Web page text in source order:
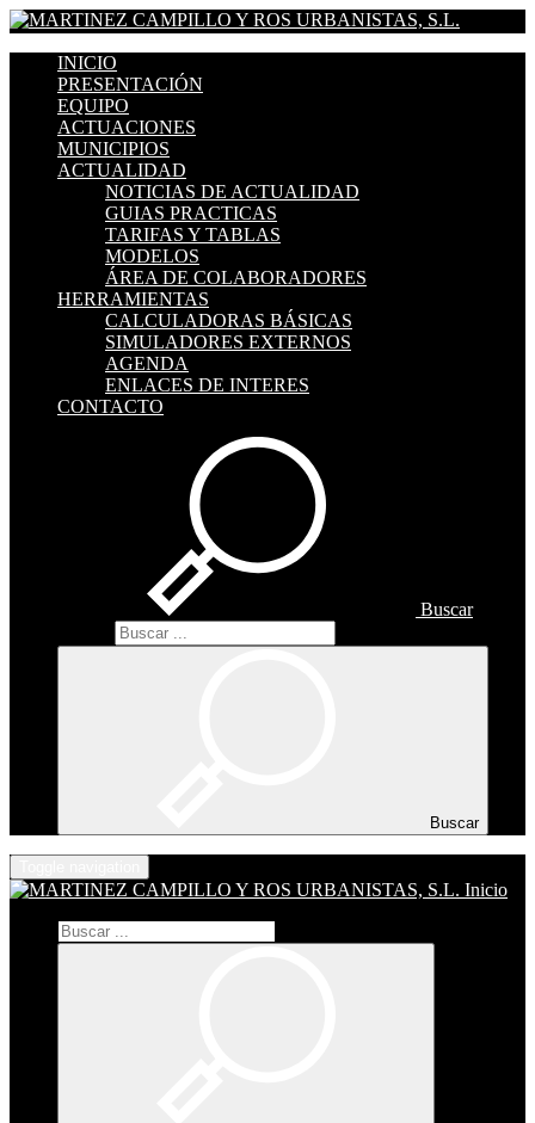
INICIO
PRESENTACIÓN
EQUIPO
ACTUACIONES
MUNICIPIOS
ACTUALIDAD
NOTICIAS DE ACTUALIDAD
GUIAS PRACTICAS
TARIFAS Y TABLAS
MODELOS
ÁREA DE COLABORADORES
HERRAMIENTAS
CALCULADORAS BÁSICAS
SIMULADORES EXTERNOS
AGENDA
ENLACES DE INTERES
CONTACTO
Buscar
Buscar
Inicio